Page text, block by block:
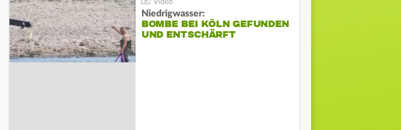
Niedrigwasser:
BOMBE BEI KÖLN GEFUNDEN
UND ENTSCHÄRFT